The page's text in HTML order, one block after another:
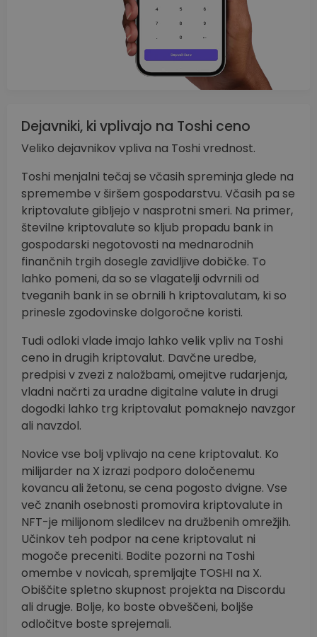
Dejavniki, ki vplivajo na Toshi ceno
Veliko dejavnikov vpliva na Toshi vrednost.
Toshi menjalni tečaj se včasih spreminja glede na
spremembe v širšem gospodarstvu. Včasih pa se
kriptovalute gibljejo v nasprotni smeri. Na primer,
številne kriptovalute so kljub propadu bank in
gospodarski negotovosti na mednarodnih
finančnih trgih dosegle zavidljive dobičke. To
lahko pomeni, da so se vlagatelji odvrnili od
tveganih bank in se obrnili h kriptovalutam, ki so
prinesle zgodovinske dolgoročne koristi.
Tudi odloki vlade imajo lahko velik vpliv na Toshi
ceno in drugih kriptovalut. Davčne uredbe,
predpisi v zvezi z naložbami, omejitve rudarjenja,
vladni načrti za uradne digitalne valute in drugi
dogodki lahko trg kriptovalut pomaknejo navzgor
ali navzdol.
Novice vse bolj vplivajo na cene kriptovalut. Ko
milijarder na X izrazi podporo določenemu
kovancu ali žetonu, se cena pogosto dvigne. Vse
več znanih osebnosti promovira kriptovalute in
NFT-je milijonom sledilcev na družbenih omrežjih.
Učinkov teh podpor na cene kriptovalut ni
mogoče preceniti. Bodite pozorni na Toshi
omembe v novicah, spremljajte TOSHI na X.
Obiščite spletno skupnost projekta na Discordu
ali drugje. Bolje, ko boste obveščeni, boljše
odločitve boste sprejemali.